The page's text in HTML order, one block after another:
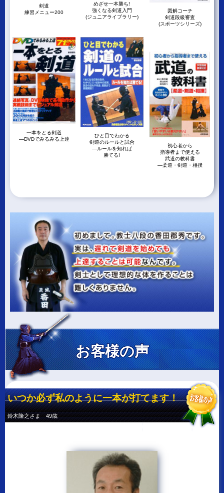
剣道
練習メニュー200
めざせ一本勝ち!
強くなる剣道入門
(ジュニアライブラリー)
図解コーチ
剣道段級審査
(スポーツシリーズ)
一本をとる剣道
―DVDでみるみる上達
ひと目でわかる
剣道のルールと試合
―ルールを知れば
勝てる!
初心者から
指導者まで使える
武道の教科書
―柔道・剣道・相撲
お客様の声
いつか必ず私のように一本が打てます！
鈴木隆之さま 49歳